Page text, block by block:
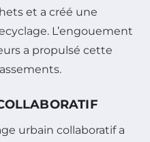
et a créé une
L’engouement
a propulsé cette
urbain collaboratif a